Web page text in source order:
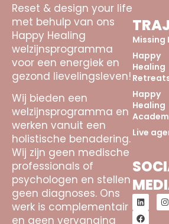
Reset & design your life
met behulp van ons
Happy Healing
welzijnsprogramma
voor een energiek en
gezond lievelingsleven!
Wij bieden een
welzijnsprogramma en
werken vanuit een
holistische benadering.
Wij zijn geen medische
professionals of
psychologen en stellen
geen diagnoses. Ons
werk is complementair
en geen vervanging
Missing
Happy
Healing
Happy
Healing
Live